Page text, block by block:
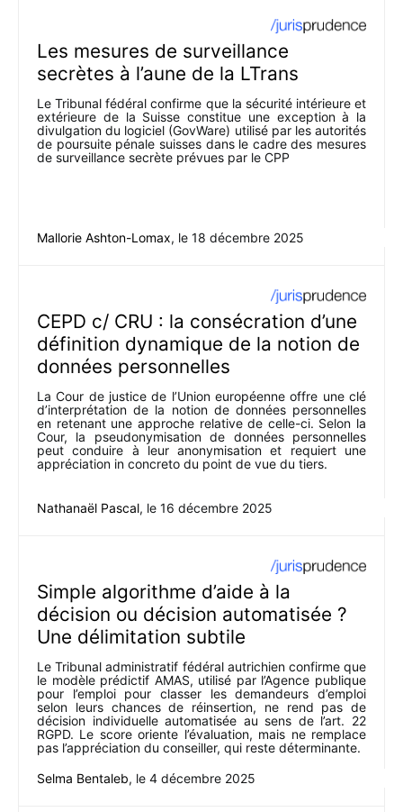
Les mesures de surveillance
secrètes à l’aune de la LTrans
Le Tribunal fédéral confirme que la sécurité intérieure et
extérieure de la Suisse constitue une exception à la
divulgation du logiciel (GovWare) utilisé par les autorités
de poursuite pénale suisses dans le cadre des mesures
de surveillance secrète prévues par le CPP
Mallorie Ashton-Lomax, le 18 décembre 2025
CEPD c/ CRU : la consécration d’une
définition dynamique de la notion de
données personnelles
La Cour de justice de l’Union européenne offre une clé
d’interprétation de la notion de données personnelles
en retenant une approche relative de celle-ci. Selon la
Cour, la pseudonymisation de données personnelles
peut conduire à leur anonymisation et requiert une
appréciation in concreto du point de vue du tiers.
Nathanaël Pascal, le 16 décembre 2025
Simple algorithme d’aide à la
décision ou décision automatisée ?
Une délimitation subtile
Le Tribunal administratif fédéral autrichien confirme que
le modèle prédictif AMAS, utilisé par l’Agence publique
pour l’emploi pour classer les demandeurs d’emploi
selon leurs chances de réinsertion, ne rend pas de
décision individuelle automatisée au sens de l’art. 22
RGPD. Le score oriente l’évaluation, mais ne remplace
pas l’appréciation du conseiller, qui reste déterminante.
Selma Bentaleb, le 4 décembre 2025